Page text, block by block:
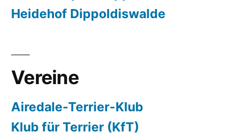
Heidehof Dippoldiswalde
Vereine
Airedale-Terrier-Klub
Klub für Terrier (KfT)